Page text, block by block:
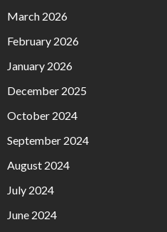
March 2026
February 2026
January 2026
December 2025
October 2024
September 2024
August 2024
July 2024
June 2024